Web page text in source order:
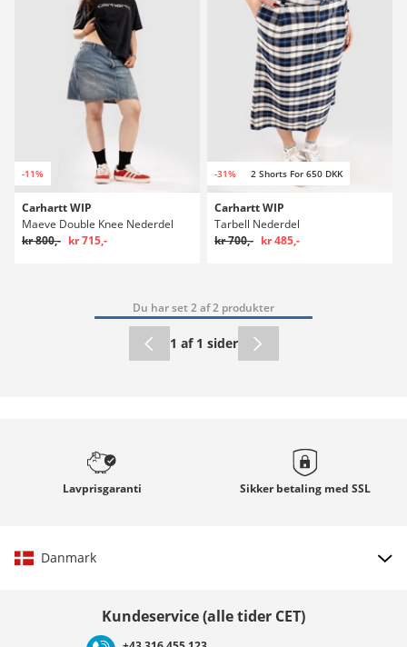
-11%
Carhartt WIP
Maeve Double Knee Nederdel
kr 800,- kr 715,-
-31% 2 Shorts For 650 DKK
Carhartt WIP
Tarbell Nederdel
kr 700,- kr 485,-
Du har set 2 af 2 produkter
1 af 1 sider
Lavprisgaranti Sikker betaling med SSL
Danmark
Kundeservice (alle tider CET)